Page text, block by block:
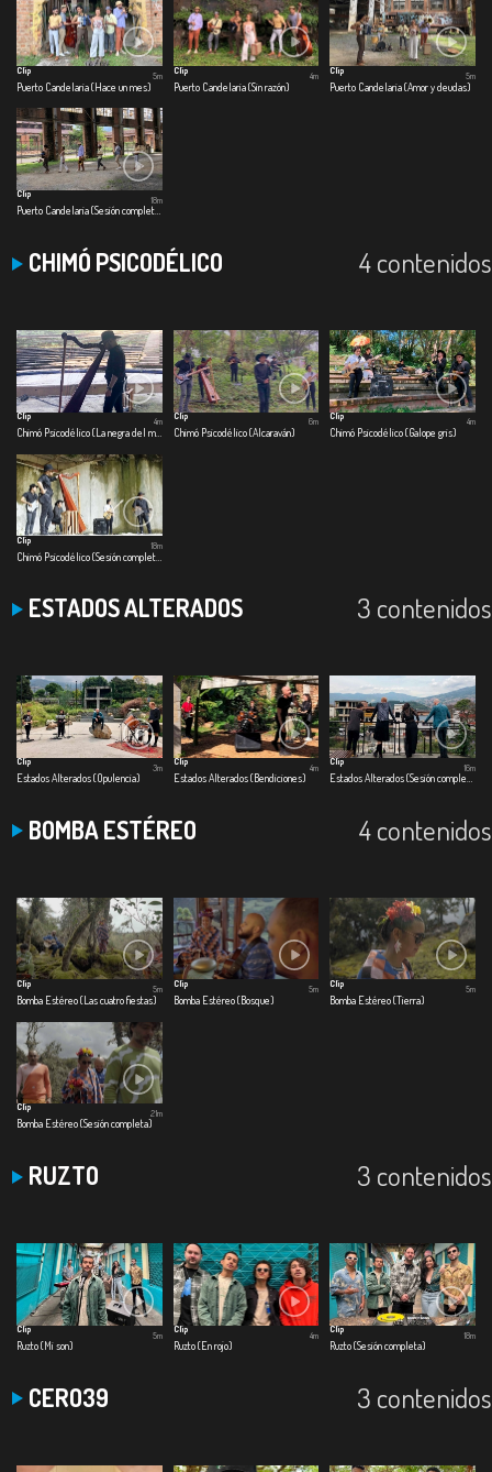
Clip
Puerto Candelaria (Hace un mes)
5m
Clip
Puerto Candelaria (Sin razón)
4m
Clip
Puerto Candelaria (Amor y deudas)
5m
Clip
18m
CHIMÓ PSICODÉLICO 4 contenidos
Clip
4m
Clip
Chimó Psicodélico (Alcaraván)
6m
Clip
Chimó Psicodélico (Galope gris)
4m
Clip
18m
ESTADOS ALTERADOS 3 contenidos
Clip
Estados Alterados (Opulencia)
3m
Clip
Estados Alterados (Bendiciones)
4m
Clip
16m
BOMBA ESTÉREO 4 contenidos
Clip
Bomba Estéreo (Las cuatro fiestas)
5m
Clip
Bomba Estéreo (Bosque)
5m
Clip
Bomba Estéreo (Tierra)
5m
Clip
Bomba Estéreo (Sesión completa)
21m
RUZTO 3 contenidos
Clip
Ruzto (Mi son)
5m
Clip
Ruzto (En rojo)
4m
Clip
Ruzto (Sesión completa)
18m
CERO39 3 contenidos